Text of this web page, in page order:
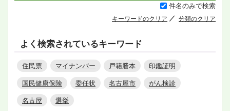
件名のみで検索
キーワードのクリア 分類のクリア
よく検索されているキーワード
住民票 マイナンバー 戸籍謄本
印鑑証明
国民健康保険
委任状 名古屋市
がん検診
名古屋
選挙